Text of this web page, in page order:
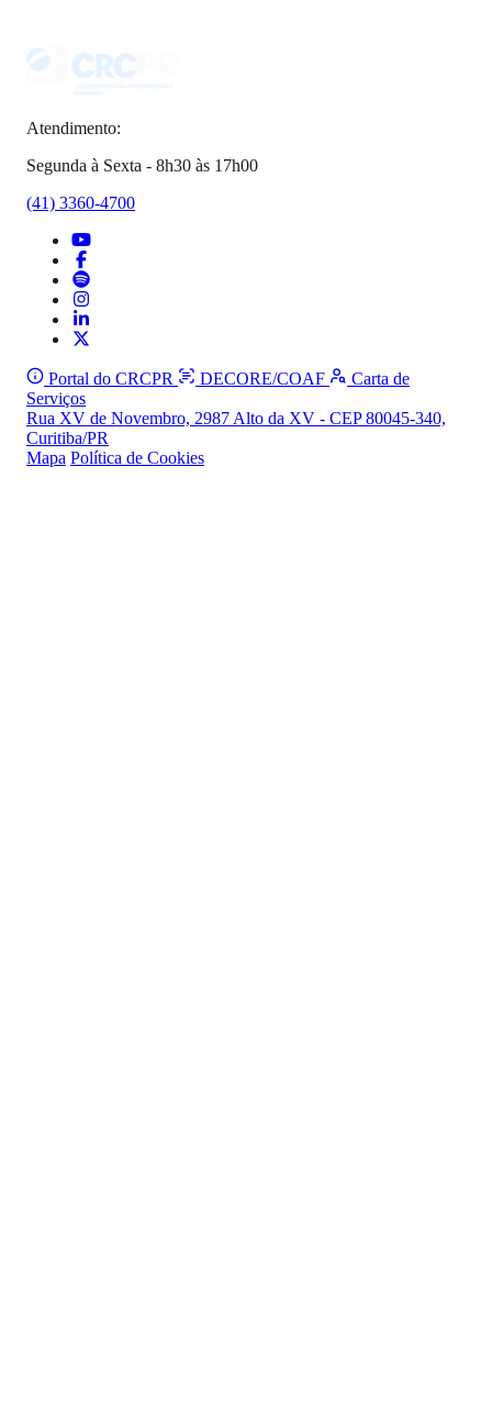
Atendimento:
Segunda à Sexta - 8h30 às 17h00
(41) 3360-4700
Portal do CRCPR DECORE/COAF
Carta de
Serviços
Rua XV de Novembro, 2987 Alto da XV - CEP 80045-340,
Curitiba/PR
Mapa Política de Cookies